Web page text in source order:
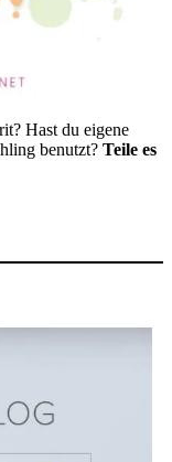
Hast du eigene
benutzt? Teile es